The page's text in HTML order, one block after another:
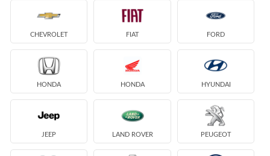
CHEVROLET FIAT FORD
HONDA HONDA HYUNDAI
JEEP LAND ROVER PEUGEOT